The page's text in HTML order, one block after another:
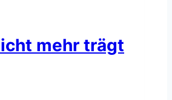
mehr trägt